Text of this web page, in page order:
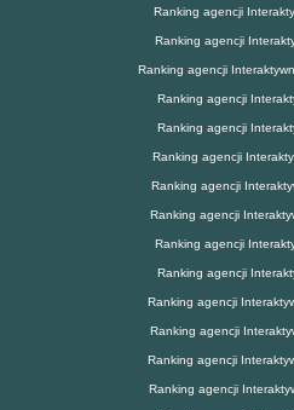
Ranking agencji
Ranking agencji
Ranking agencji
Ranking agencji
Ranking agencji
Ranking agencji
Ranking agencji
Ranking agencji
Ranking agencji
Ranking agencji
Ranking agencji
Ranking agencji
Ranking agencji
Ranking agencji